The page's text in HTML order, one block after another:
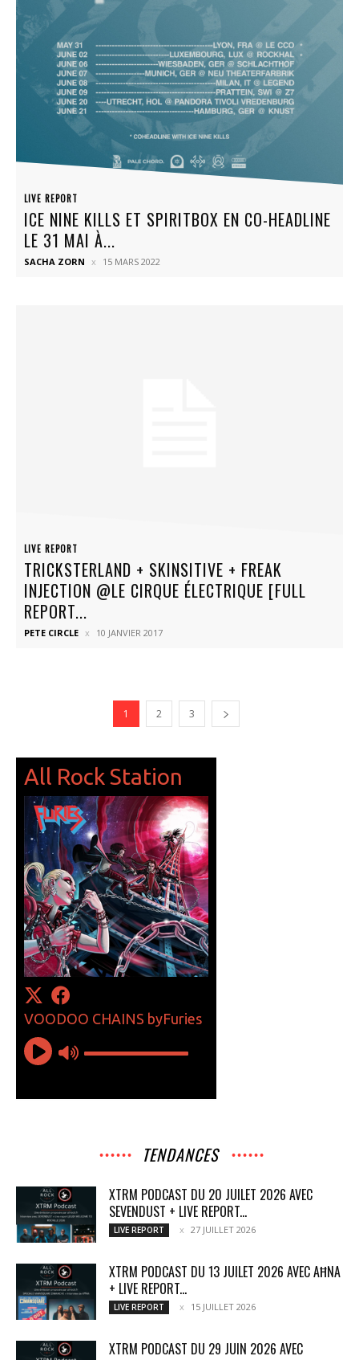
LIVE REPORT
ICE NINE KILLS ET SPIRITBOX EN CO-HEADLINE
LE 31 MAI À...
SACHA ZORN 15 MARS 2022
LIVE REPORT
TRICKSTERLAND + SKINSITIVE + FREAK
INJECTION @LE CIRQUE ÉLECTRIQUE [FULL
REPORT...
PETE CIRCLE 10 JANVIER 2017
1 2 3
TENDANCES
XTRM PODCAST DU 20 JUILET 2026 AVEC
SEVENDUST + LIVE REPORT...
LIVE REPORT 27 JUILLET 2026
XTRM PODCAST DU 13 JUILET 2026 AVEC AĦNA
+ LIVE REPORT...
LIVE REPORT 15 JUILLET 2026
XTRM PODCAST DU 29 JUIN 2026 AVEC